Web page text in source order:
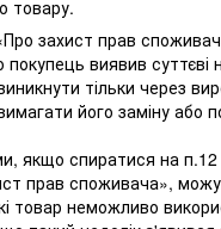
товару.
захист прав
виявив суттєві
тільки через
його заміну або
якщо спиратися на
прав споживача»,
товар неможливо